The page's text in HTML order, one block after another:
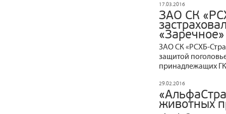
17.03.2016
ЗАО СК
ЗАО СК «РСХБ-
защитой
принадлежащих
29.02.2016
животных